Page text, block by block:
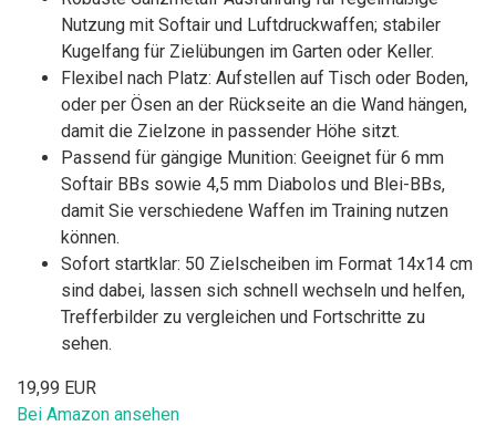
Nutzung mit Softair und Luftdruckwaffen; stabiler
Kugelfang für Zielübungen im Garten oder Keller.
Flexibel nach Platz: Aufstellen auf Tisch oder Boden,
oder per Ösen an der Rückseite an die Wand hängen,
damit die Zielzone in passender Höhe sitzt.
Passend für gängige Munition: Geeignet für 6 mm
Softair BBs sowie 4,5 mm Diabolos und Blei-BBs,
damit Sie verschiedene Waffen im Training nutzen
können.
Sofort startklar: 50 Zielscheiben im Format 14x14 cm
sind dabei, lassen sich schnell wechseln und helfen,
Trefferbilder zu vergleichen und Fortschritte zu
sehen.
19,99 EUR
Bei Amazon ansehen